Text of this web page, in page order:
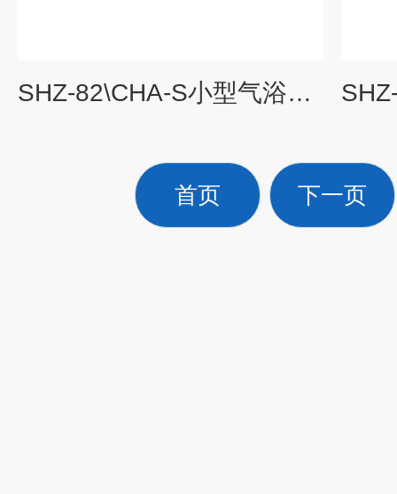
SHZ-82\CHA-S小型气浴恒温振荡器报价
首页 下一页